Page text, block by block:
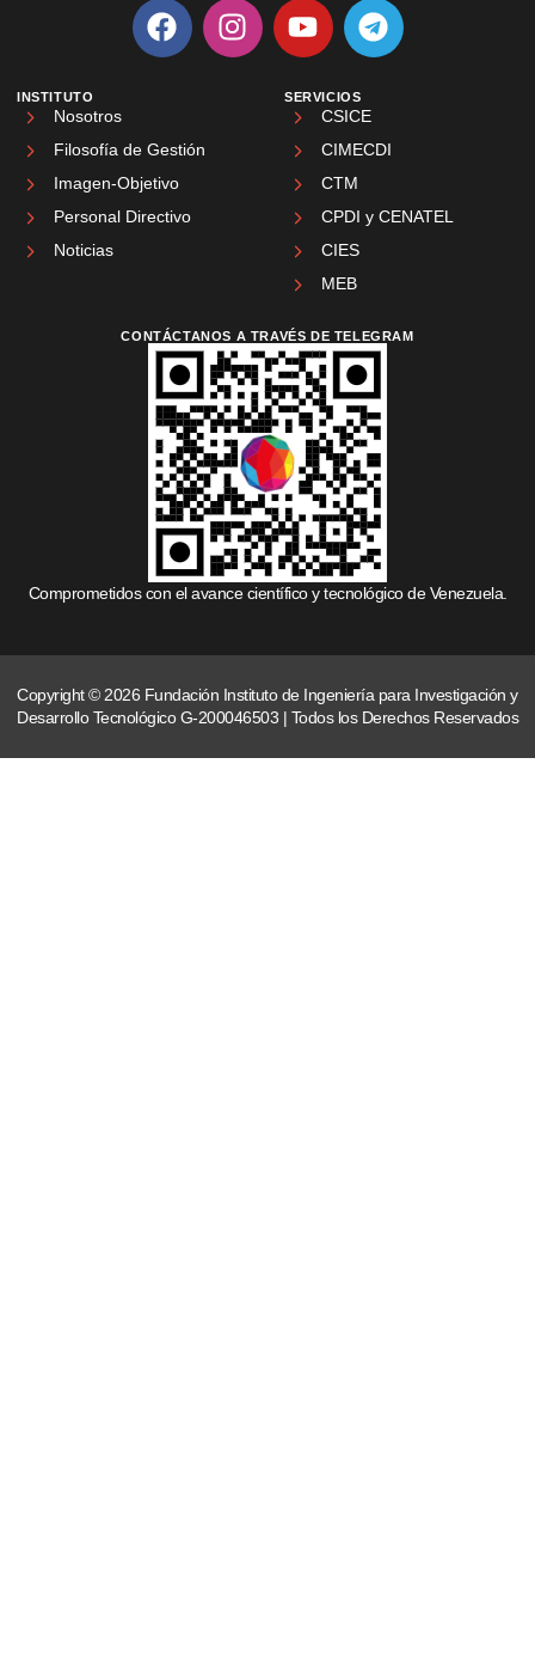
INSTITUTO
Nosotros
Filosofía de Gestión
Imagen-Objetivo
Personal Directivo
Noticias
SERVICIOS
CSICE
CIMECDI
CTM
CPDI y CENATEL
CIES
MEB
CONTÁCTANOS A TRAVÉS DE TELEGRAM
Comprometidos con el avance científico y tecnológico de Venezuela.
Copyright © 2026 Fundación Instituto de Ingeniería para Investigación y
Desarrollo Tecnológico G-200046503 | Todos los Derechos Reservados